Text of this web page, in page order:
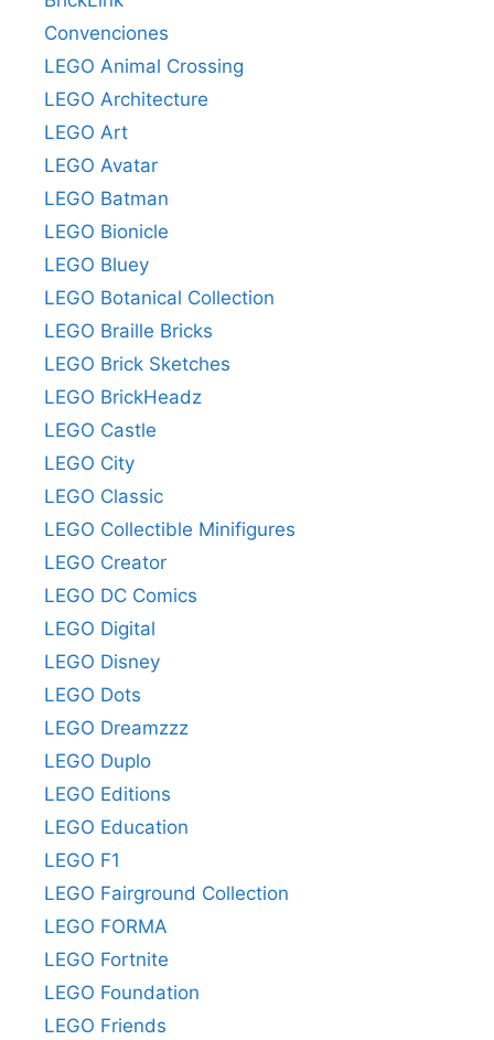
Convenciones
LEGO Animal Crossing
LEGO Architecture
LEGO Art
LEGO Avatar
LEGO Batman
LEGO Bionicle
LEGO Bluey
LEGO Botanical Collection
LEGO Braille Bricks
LEGO Brick Sketches
LEGO BrickHeadz
LEGO Castle
LEGO City
LEGO Classic
LEGO Collectible Minifigures
LEGO Creator
LEGO DC Comics
LEGO Digital
LEGO Disney
LEGO Dots
LEGO Dreamzzz
LEGO Duplo
LEGO Editions
LEGO Education
LEGO F1
LEGO Fairground Collection
LEGO FORMA
LEGO Fortnite
LEGO Foundation
LEGO Friends